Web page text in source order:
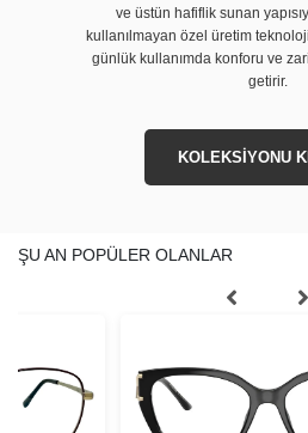
ve üstün hafiflik sunan
kullanılmayan özel üretim
günlük kullanımda konforu ve
getirir.
KOLEKSİYONU
ŞU AN POPÜLER OLANLAR